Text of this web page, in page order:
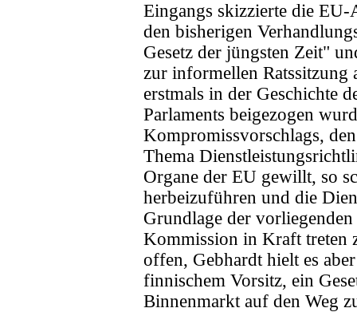
Eingangs skizzierte die
den bisherigen
Gesetz der jüngsten Zeit"
zur informellen Ratssitzung
erstmals in der Geschichte
Parlaments beigezogen
Kompromissvorschlags,
Thema
Organe der EU gewillt, so
herbeizuführen und die
Grundlage der
Kommission in Kraft treten
offen, Gebhardt hielt es
finnischem Vorsitz, ein
Binnenmarkt auf den Weg